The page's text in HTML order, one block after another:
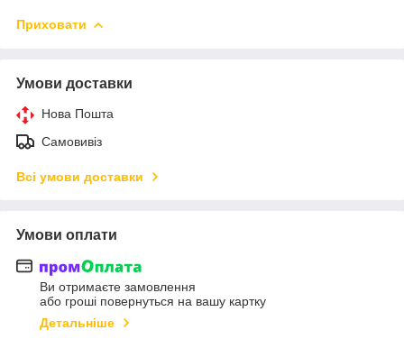
Приховати
Умови доставки
Нова Пошта
Самовивіз
Всі умови доставки
Умови оплати
Ви отримаєте замовлення
або гроші повернуться на вашу картку
Детальніше